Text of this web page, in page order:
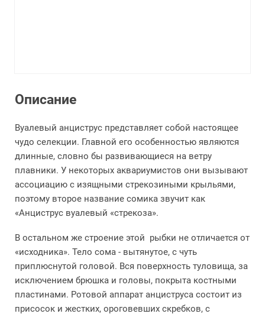
Описание
Вуалевый анциструс представляет собой настоящее
чудо селекции. Главной его особенностью являются
длинные, словно бы развивающиеся на ветру
плавники. У некоторых аквариумистов они вызывают
ассоциацию с изящными стрекозиными крыльями,
поэтому второе название сомика звучит как
«Анциструс вуалевый «стрекоза».
В остальном же строение этой рыбки не отличается от
«исходника». Тело сома - вытянутое, с чуть
приплюснутой головой. Вся поверхность туловища, за
исключением брюшка и головы, покрыта костными
пластинами. Ротовой аппарат анциструса состоит из
присосок и жестких, ороговевших скребков, с